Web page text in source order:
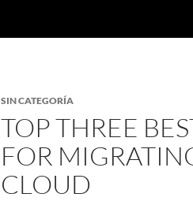
SIN CATEGORÍA
TOP THREE
FOR
CLOUD